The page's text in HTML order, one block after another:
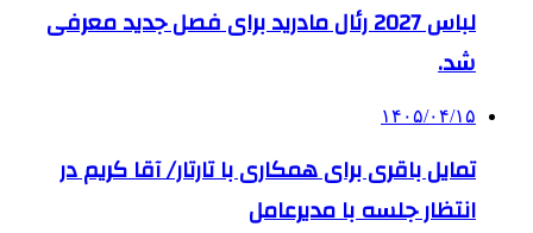
لباس 2027 رئال مادرید برای فصل جدید معرفی
شد.
۱۴۰۵/۰۴/۱۵
تمایل باقری برای همکاری با تارتار/ آقا کریم در
انتظار جلسه با مدیرعامل